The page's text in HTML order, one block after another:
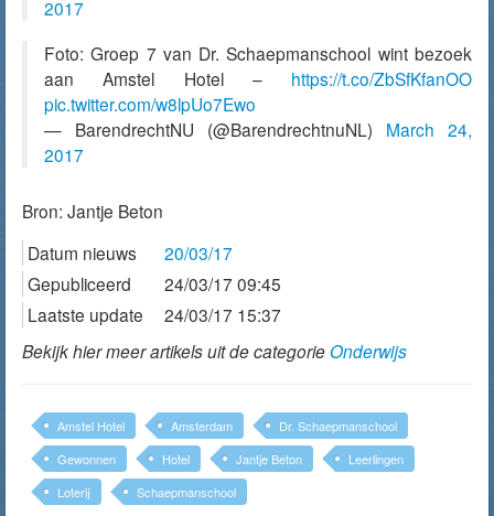
2017
Foto: Groep 7 van Dr. Schaepmanschool wint bezoek
aan Amstel Hotel – https://t.co/ZbSfKfanOO
pic.twitter.com/w8lpUo7Ewo
— BarendrechtNU (@BarendrechtnuNL) March 24,
2017
Bron: Jantje Beton
Datum nieuws
20/03/17
Gepubliceerd
24/03/17 09:45
Laatste update
24/03/17 15:37
Bekijk hier meer artikels uit de categorieOnderwijs
Amstel Hotel Amsterdam
Dr. Schaepmanschool
Gewonnen
Hotel Jantje Beton
Leerlingen
Loterij
Schaepmanschool